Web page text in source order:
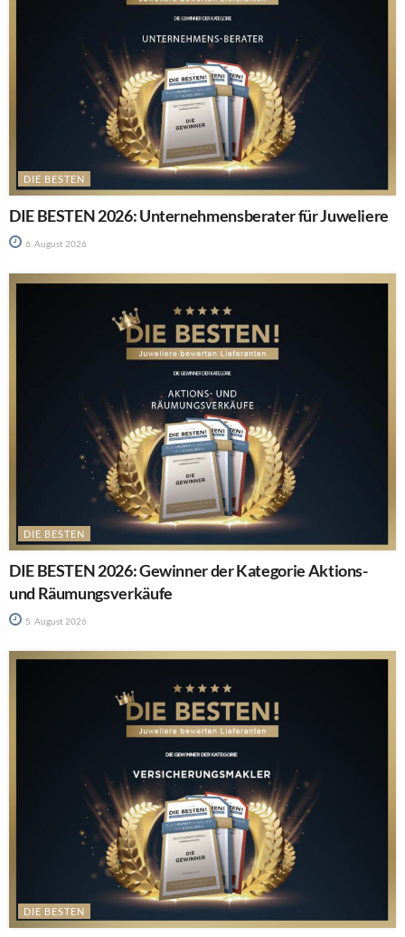
DIE BESTEN
DIE BESTEN 2026: Unternehmensberater für Juweliere
6. August 2026
DIE BESTEN
DIE BESTEN 2026: Gewinner der Kategorie Aktions-
und Räumungsverkäufe
5. August 2026
DIE BESTEN